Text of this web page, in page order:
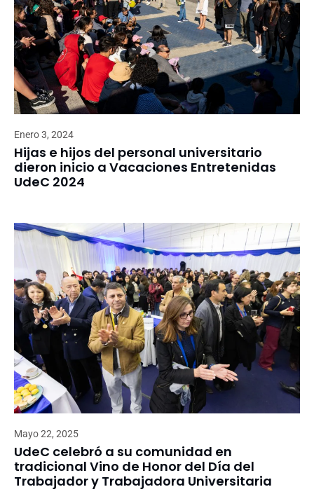
Enero 3, 2024
Hijas e hijos del personal universitario
dieron inicio a Vacaciones Entretenidas
UdeC 2024
Mayo 22, 2025
UdeC celebró a su comunidad en
tradicional Vino de Honor del Día del
Trabajador y Trabajadora Universitaria